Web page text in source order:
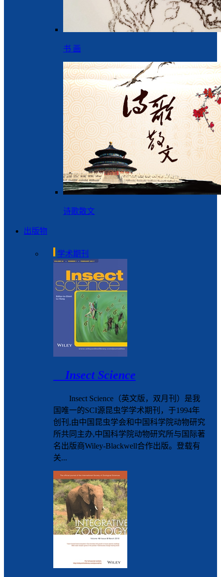
书 画
诗歌散文
出版物
学术期刊
Insect Science
Insect Science（英文版，双月刊）是我
国唯一的SCI源昆虫学学术期刊，于1994年
创刊,由中国昆虫学会和中国科学院动物研究
所共同主办,中国科学院动物研究所与国际著
名出版商Wiley-Blackwell合作出版。登载有
关...